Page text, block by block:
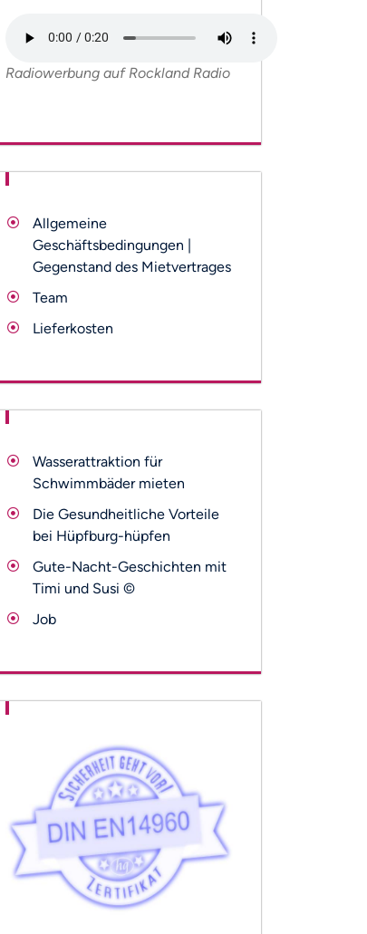
Radiowerbung auf Rockland Radio
Allgemeine
Geschäftsbedingungen |
Gegenstand des Mietvertrages
Team
Lieferkosten
Wasserattraktion für
Schwimmbäder mieten
Die Gesundheitliche Vorteile
bei Hüpfburg-hüpfen
Gute-Nacht-Geschichten mit
Timi und Susi ©
Job